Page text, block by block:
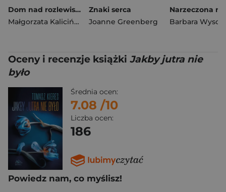
Dom nad rozlewiskiem. Rozlewisko. Tom 1
Małgorzata Kalicińska
Znaki serca
Joanne Greenberg
Oceny i recenzje książki Jakby jutra nie
było
Średnia ocen:
7.08 /10
Liczba ocen:
186
Powiedz nam, co myślisz!